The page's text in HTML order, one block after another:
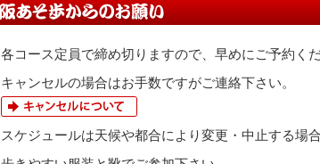
各コース定員で締め切りますので、早めにご予約くだ
キャンセルの場合はお手数ですがご連絡下さい。
スケジュールは天候や都合により変更・中止する場合